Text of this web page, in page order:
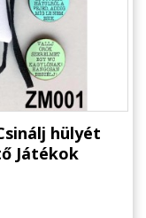
hülyét
Játékok